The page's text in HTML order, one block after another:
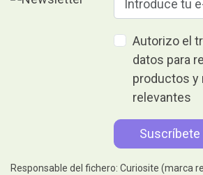
Autorizo el
datos para
productos y
relevantes
Responsable del fichero: Curiosite (marca